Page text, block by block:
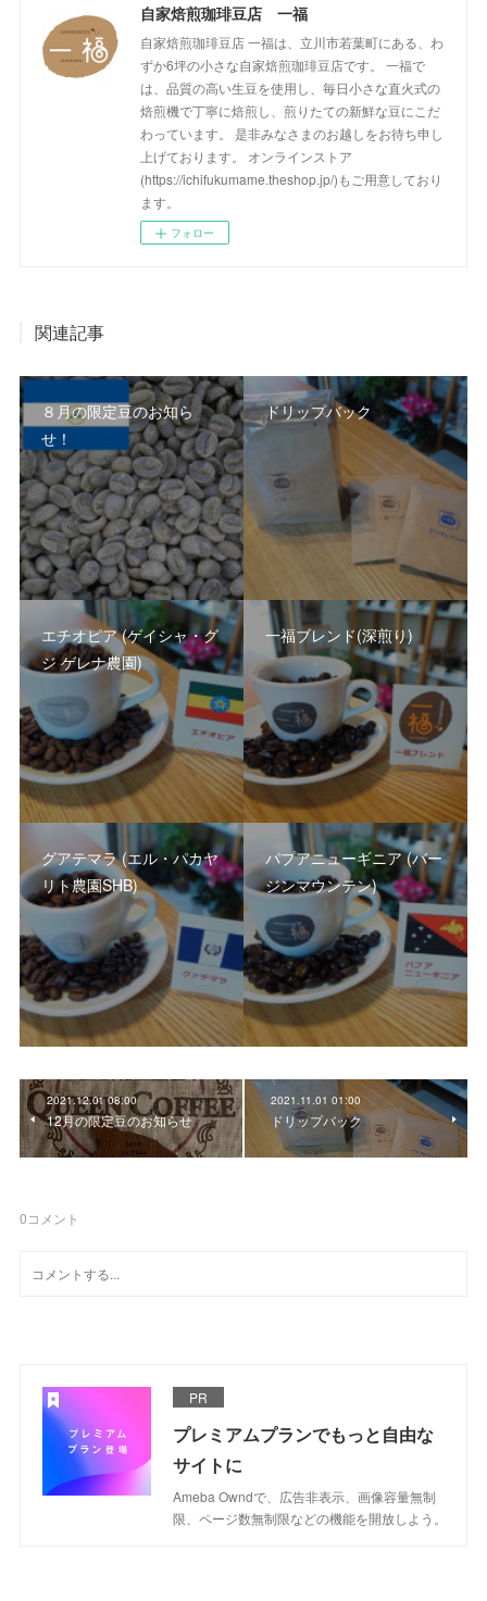
自家焙煎珈琲豆店 一福
自家焙煎珈琲豆店 一福は、立川市若葉町にある、わ
ずか6坪の小さな自家焙煎珈琲豆店です。 一福で
は、品質の高い生豆を使用し、毎日小さな直火式の
焙煎機で丁寧に焙煎し、煎りたての新鮮な豆にこだ
わっています。 是非みなさまのお越しをお待ち申し
上げております。 オンラインストア
(https://ichifukumame.theshop.jp/)もご用意しており
ます。
フォロー
関連記事
８月の限定豆のお知ら
せ！
ドリップバック
エチオピア (ゲイシャ・グ
ジ ゲレナ農園)
一福ブレンド(深煎り)
グアテマラ (エル・パカヤ
リト農園SHB)
パプアニューギニア (バー
ジンマウンテン)
2021.12.01 08:00
12月の限定豆のお知らせ
2021.11.01 01:00
ドリップバック
0コメント
PR
プレミアムプランでもっと自由な
サイトに
Ameba Owndで、広告非表示、画像容量無制
限、ページ数無制限などの機能を開放しよう。